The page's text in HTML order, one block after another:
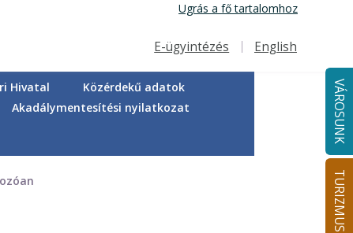
Ugrás a fő tartalomhoz
Felső navigáció
E-ügyintézés English
VÁROSUNK
TURIZMUS
Hivatal
Közérdekű adatok
Akadálymentesítési nyilatkozat